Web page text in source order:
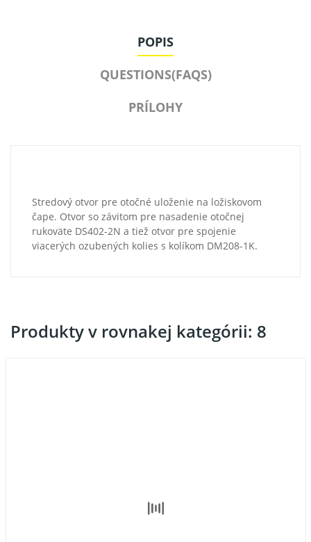
POPIS
QUESTIONS(FAQS)
PRÍLOHY
Stredový otvor pre otočné uloženie na ložiskovom
čape. Otvor so závitom pre nasadenie otočnej
rukoväte DS402-2N a tiež otvor pre spojenie
viacerých ozubených kolies s kolíkom DM208-1K.
Produkty v rovnakej kategórii: 8